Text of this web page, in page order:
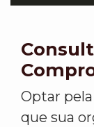
Optar
que sua